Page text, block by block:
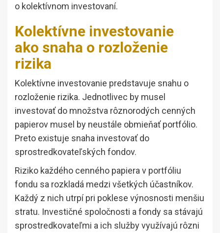
o kolektívnom investovaní.
Kolektívne investovanie
ako snaha o rozloženie
rizika
Kolektívne investovanie predstavuje snahu o
rozloženie rizika. Jednotlivec by musel
investovať do množstva rôznorodých cenných
papierov musel by neustále obmieňať portfólio.
Preto existuje snaha investovať do
sprostredkovateľských fondov.
Riziko každého cenného papiera v portfóliu
fondu sa rozkladá medzi všetkých účastníkov.
Každý z nich utrpí pri poklese výnosnosti menšiu
stratu. Investičné spoločnosti a fondy sa stávajú
sprostredkovateľmi a ich služby využívajú rôzni